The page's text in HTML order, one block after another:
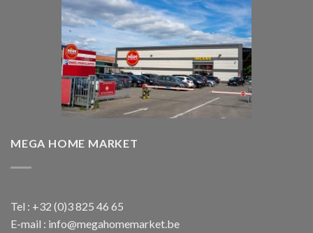
MEGA HOME MARKET
Tel : +32 (0)3 825 46 65
E-mail : info@megahomemarket.be